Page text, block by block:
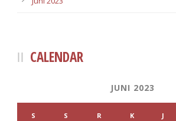
CALENDAR
JUNI 2023
S S R K J